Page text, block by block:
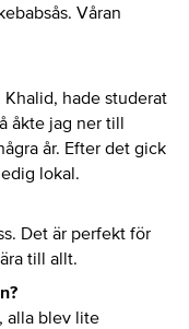
Våran
hade studerat
åkte jag ner till
år. Efter det gick
lokal.
Det är perfekt för
till allt.
alla blev lite